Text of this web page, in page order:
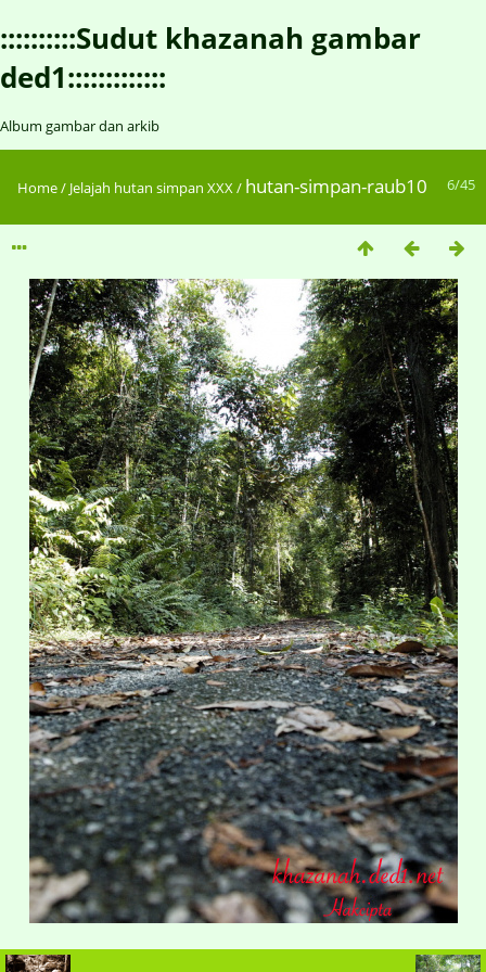
::::::::::Sudut khazanah gambar
ded1:::::::::::::
Album gambar dan arkib
6/45
Home/ Jelajah hutan simpan XXX/ hutan-simpan-raub10